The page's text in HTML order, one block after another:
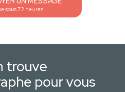
sous 72 heures
trouve
pour vous